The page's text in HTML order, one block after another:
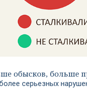
обысков, больше
серьезных